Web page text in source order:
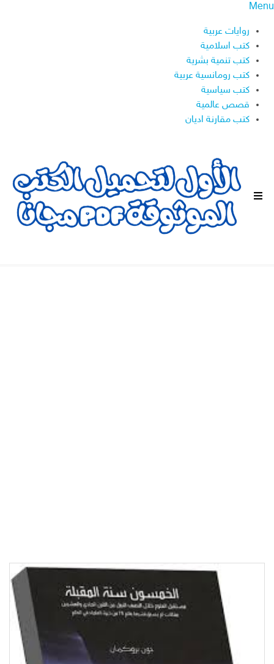
Menu
روايات عربية
كتب اسلامية
كتب تنمية بشرية
كتب رومانسية عربية
كتب سياسية
قصص عالمية
كتب مقارنة اديان
ا